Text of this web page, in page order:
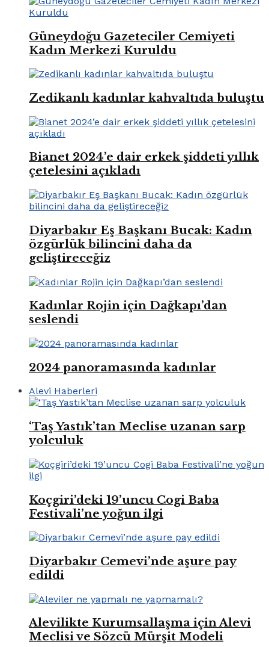
Güneydoğu Gazeteciler Cemiyeti
Kadın Merkezi Kuruldu
Zedikanlı kadınlar kahvaltıda buluştu
Bianet 2024’e dair erkek şiddeti yıllık
çetelesini açıkladı
Diyarbakır Eş Başkanı Bucak: Kadın
özgürlük bilincini daha da
geliştireceğiz
Kadınlar Rojin için Dağkapı’dan
seslendi
2024 panoramasında kadınlar
Alevi Haberleri
‘Taş Yastık’tan Meclise uzanan sarp
yolculuk
Koçgiri’deki 19’uncu Cogi Baba
Festivali’ne yoğun ilgi
Diyarbakır Cemevi’nde aşure pay
edildi
Alevilikte Kurumsallaşma için Alevi
Meclisi ve Sözcü Mürşit Modeli